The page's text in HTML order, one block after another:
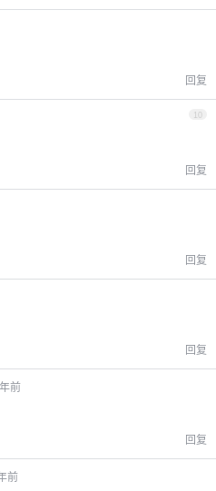
回复
回复
回复
回复
前
回复
前